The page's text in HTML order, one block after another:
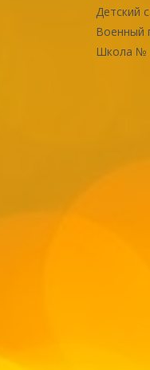
Детский
Военный
Школа №